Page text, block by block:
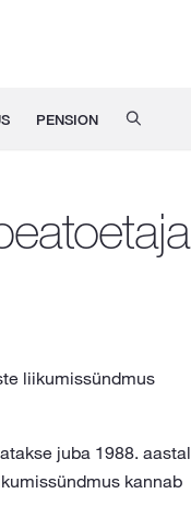
PENSION
liikumissündmus
juba 1988. aastal
kannab